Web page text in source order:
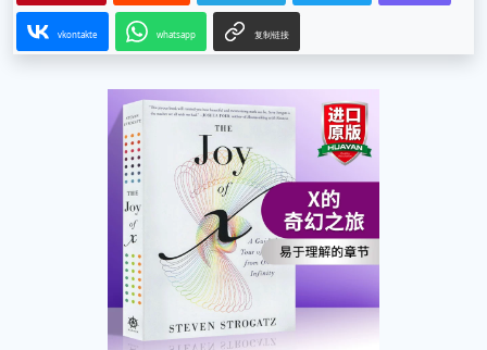
vkontakte whatsapp 复制链接